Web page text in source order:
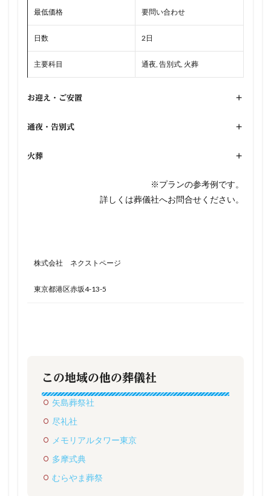
最低価格 要問い合わせ
日数 2日
主要科目 通夜, 告別式, 火葬
お迎え・ご安置 +
通夜・告別式 +
火葬 +
※プランの参考例です。
詳しくは葬儀社へお問合せください。
株式会社 ネクストページ
東京都港区赤坂4-13-5
この地域の他の葬儀社
矢島葬祭社
尽礼社
メモリアルタワー東京
多摩式典
むらやま葬祭